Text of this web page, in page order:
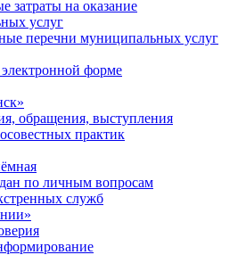
затраты на оказание
услуг
перечни муниципальных услуг
форме
обращения, выступления
практик
по личным вопросам
служб